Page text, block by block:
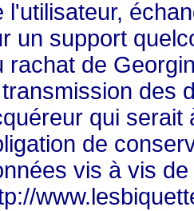
l'utilisateur,
un support
rachat de
des
qui serait
de
vis à vis